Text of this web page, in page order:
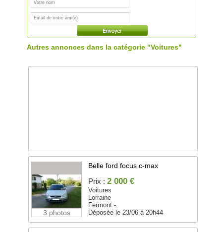
Autres annonces dans la catégorie "Voitures"
3 photos
Belle ford focus c-max
Prix : 2 000 €
Voitures
Lorraine
Fermont -
Déposée le 23/06 à 20h44